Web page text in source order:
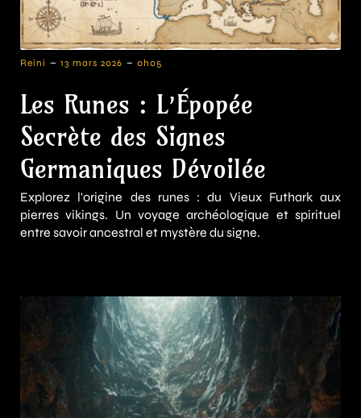
Reini - 13 mars 2026 - 0h05
Les Runes : L’Épopée
Secrète des Signes
Germaniques Dévoilée
Explorez l'origine des runes : du Vieux Futhark aux
pierres vikings. Un voyage archéologique et spirituel
entre savoir ancestral et mystère du signe.